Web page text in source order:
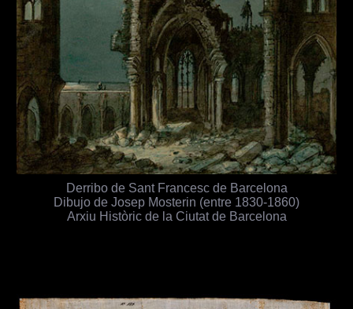
Derribo de Sant Francesc de Barcelona
Dibujo de Josep Mosterin (entre 1830-1860)
Arxiu Històric de la Ciutat de Barcelona